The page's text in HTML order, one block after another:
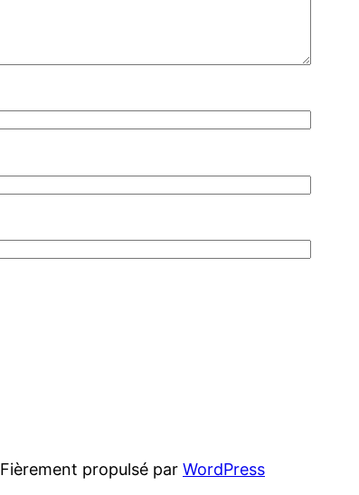
Fièrement propulsé par WordPress